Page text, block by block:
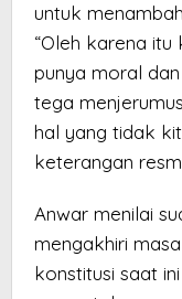
untuk
“Oleh karena
punya moral
tega
hal yang tidak
keterangan
Anwar menilai
mengakhiri
konstitusi saat